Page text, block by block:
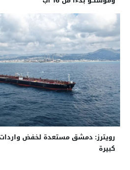
رويترز: دمشق مستعدة لخفض
كبيرة